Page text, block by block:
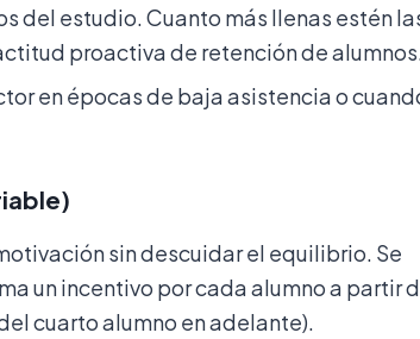
del estudio. Cuanto más llenas estén
proactiva de retención de
en épocas de baja asistencia o
sin descuidar el equilibrio. Se
un incentivo por cada alumno a partir
cuarto alumno en adelante).